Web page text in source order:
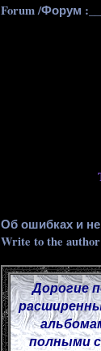
Forum /Форум
Об ошибках и
Write to the
Дорогие
полными